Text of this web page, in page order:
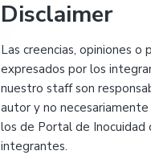
Disclaimer
Las creencias, opiniones o
expresados por los
nuestro staff son
autor y no
los de Portal de Inocuidad
integrantes.